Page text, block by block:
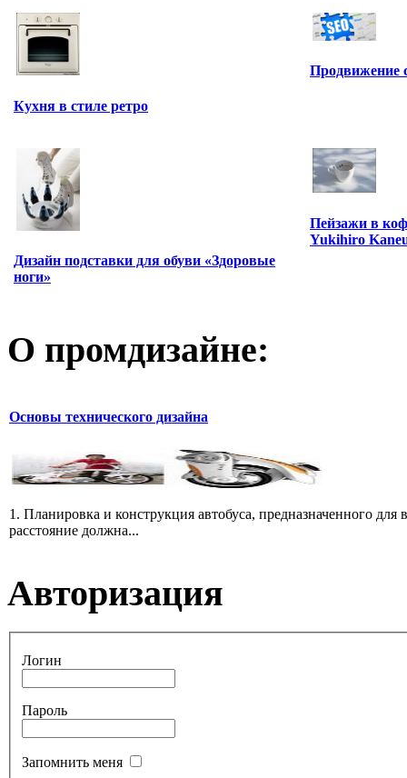
Кухня в стиле ретро
Продвижение
Дизайн подставки для обуви «Здоровые
ноги»
Пейзажи в
Yukihiro
О промдизайне:
Основы технического дизайна
1. Планировка и конструкция автобуса, предназначенного для
расстояние должна...
Авторизация
Логин
Пароль
Запомнить меня